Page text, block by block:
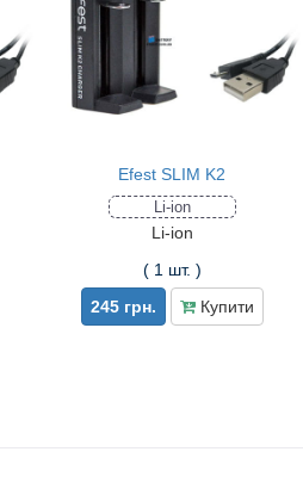
Efest SLIM K2
Li-ion
Li-ion
( 1 шт. )
245 грн.
Купити